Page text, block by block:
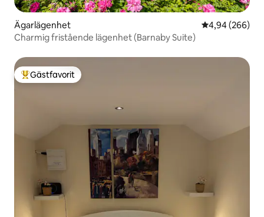
Ägarlägenhet 4,94 av 5 i
4,94 (266)
Charmig fristående lägenhet (Barnaby Suite)
Populär gästfavorit
Gästfavorit